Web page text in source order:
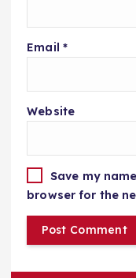
Email *
Website
Save my
browser for the